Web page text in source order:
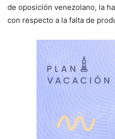
de oposición venezolano, la
con respecto a la falta de